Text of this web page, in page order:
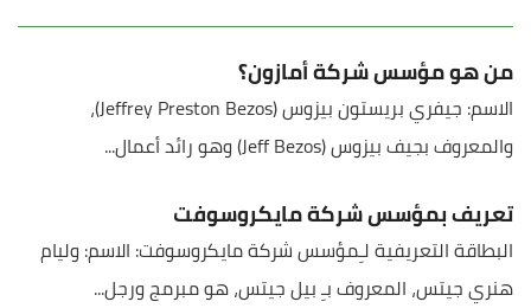
من هو مؤسس شركة أمازون؟
الاسم: جيفري بريستون بيزوس (Jeffrey Preston Bezos)،
والمعروف بجيف بيزوس (Jeff Bezos) وهو رائد أعمال...
تعريف بمؤسس شركة مايكروسوفت
البطاقة التعريفية لـِمؤسس شركة مايكروسوفت: الاسم: وليام
هنري جيتس، المعروف بـِ بيل جيتس، هو مبرمج ورجل...